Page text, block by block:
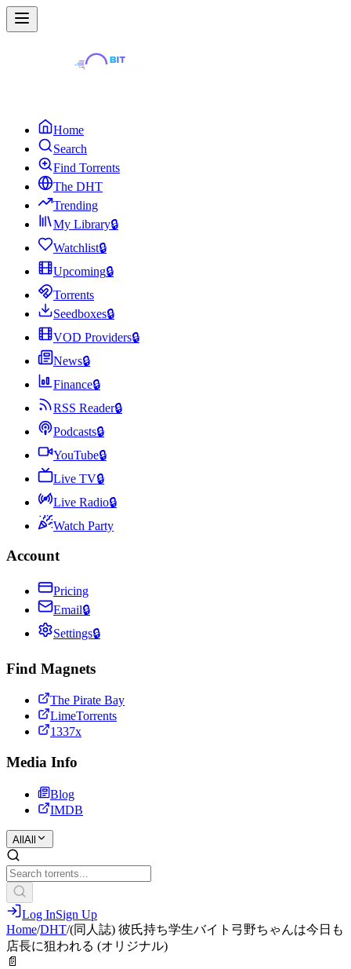
Home
Search
Find Torrents
The DHT
Trending
My Library🔒
Watchlist🔒
Upcoming🔒
Torrents
Seedboxes🔒
VOD Providers🔒
News🔒
Finance🔒
RSS Reader🔒
Podcasts🔒
YouTube🔒
Live TV🔒
Live Radio🔒
Watch Party
Account
Pricing
Email🔒
Settings🔒
Find Magnets
The Pirate Bay
LimeTorrents
1337x
Media Info
Blog
IMDB
All All
Log InSign Up
Home/DHT/(同人誌) 彼氏持ち学生バイト弓野ちゃんは今日も
店長に狙われる (オリジナル)
📄